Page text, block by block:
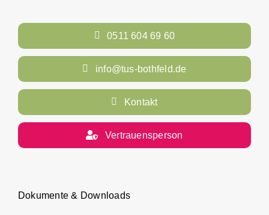
0511 604 69 60
info@tus-bothfeld.de
Kontakt
Vertrauensperson
Dokumente & Downloads